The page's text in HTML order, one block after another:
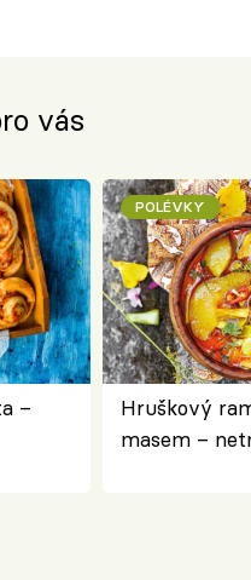
vás
–
POLÉVKY
Hruškový
masem –